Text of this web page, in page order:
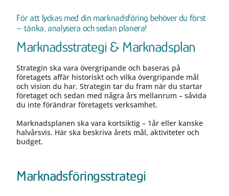
För att lyckas med din marknadsföring behöver du först
– tänka, analysera och sedan planera!
Marknadsstrategi & Marknadsplan
Strategin ska vara övergripande och baseras på
företagets affär historiskt och vilka övergripande mål
och vision du har. Strategin tar du fram när du startar
företaget och sedan med några års mellanrum – såvida
du inte förändrar företagets verksamhet.
Marknadsplanen ska vara kortsiktig – 1år eller kanske
halvårsvis. Här ska beskriva årets mål, aktiviteter och
budget.
Marknadsföringsstrategi